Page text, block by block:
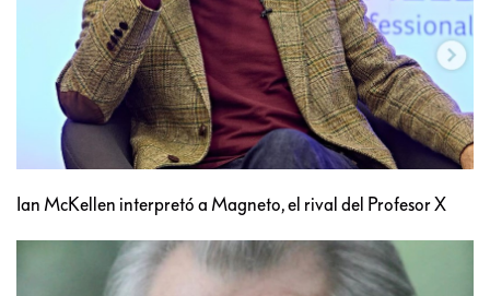
Ian McKellen interpretó a Magneto, el rival del Profesor X